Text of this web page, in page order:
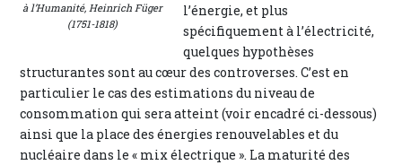
à l’Humanité, Heinrich Füger
(1751-1818)
l’énergie, et plus
spécifiquement à l’électricité,
quelques hypothèses
structurantes sont au cœur des controverses. C’est en
particulier le cas des estimations du niveau de
consommation qui sera atteint (voir encadré ci-dessous)
ainsi que la place des énergies renouvelables et du
nucléaire dans le « mix électrique ». La maturité des